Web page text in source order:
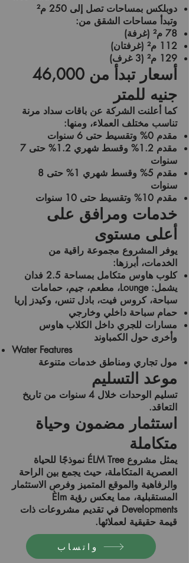
دوبلكس بمساحات تصل إلى 250 م²
وتبدأ مساحات الشقق من:
78 م² (غرفة)
112 م² (غرفتان)
129 م² (3 غرف)
أسعار تبدأ من 46,000
جنيه للمتر
كما أعلنت الشركة عن باقات سداد مرنة
تناسب مختلف العملاء، ومنها:
مقدم 0%
وتقسيط حتى 6 سنوات
مقدم 1.2%
وقسط شهري 1.2% حتى
7
سنوات
مقدم 5%
وقسط شهري 1% حتى
8
سنوات
مقدم 10%
وتقسيط حتى 10 سنوات
خدمات ومرافق على
أعلى مستوى
يوفر المشروع مجموعة راقية من
الخدمات، أبرزها:
كلوب هاوس متكامل بمساحة 2.5 فدان
يشمل: Lounge، مطعم، جيم، حمامات
سباحة، كروس فيت، بادل تنس، وكيدز إريا
حمام سباحة داخلي وخارجي
مسارات للجري داخل الكلاب هاوس
وأخرى حول الكمباوند
Water Features
مول تجاري ومناطق خدمات متنوعة
موعد التسليم
تسليم الوحدات خلال 4 سنوات
من تاريخ
التعاقد.
استثمار مضمون وحياة
متكاملة
يمثل مشروعÉLM Tree نموذجًا للحياة
العصرية المتكاملة، حيث يجمع بين الراحة
والرفاهية والموقع المتميز وفرص الاستثمار
المستقبلية، مما يعكس رؤية Èlm
Developments في تقديم مشروعات ذات
قيمة حقيقية لعملائها.
واتساب